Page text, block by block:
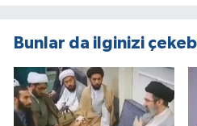
Bunlar da ilginizi